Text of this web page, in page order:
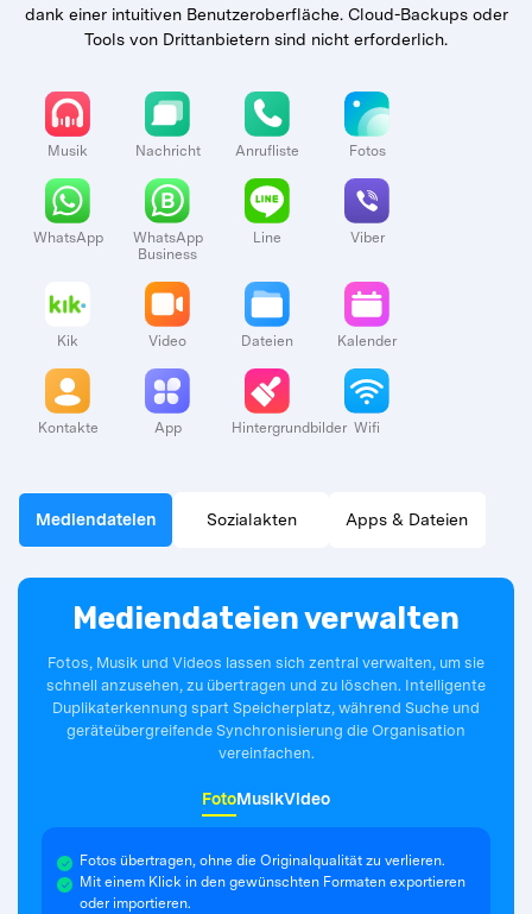
dank einer intuitiven Benutzeroberfläche. Cloud-Backups oder
Tools von Drittanbietern sind nicht erforderlich.
Musik Nachricht Anrufliste Fotos
WhatsApp
WhatsApp
Business
Line Viber
Kik Video Dateien Kalender
Kontakte App Hintergrundbilder Wifi
Mediendateien Sozialakten Apps & Dateien
Mediendateien verwalten
Fotos, Musik und Videos lassen sich zentral verwalten, um sie
schnell anzusehen, zu übertragen und zu löschen. Intelligente
Duplikaterkennung spart Speicherplatz, während Suche und
geräteübergreifende Synchronisierung die Organisation
vereinfachen.
FotoMusikVideo
Fotos übertragen, ohne die Originalqualität zu verlieren.
Mit einem Klick in den gewünschten Formaten exportieren
oder importieren.